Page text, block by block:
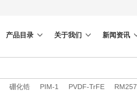
产品目录 关于我们 新闻资讯
硼化锆 PIM-1 PVDF-TrFE RM257